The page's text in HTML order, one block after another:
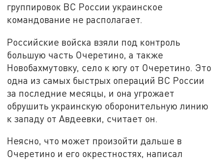
группировок ВС России украинское
командование не располагает.
Российские войска взяли под контроль
большую часть Очеретино, а также
Новобахмутовку, село к югу от Очеретино. Это
одна из самых быстрых операций ВС России
за последние месяцы, и она угрожает
обрушить украинскую оборонительную линию
к западу от Авдеевки, считает он.
Неясно, что может произойти дальше в
Очеретино и его окрестностях, написал